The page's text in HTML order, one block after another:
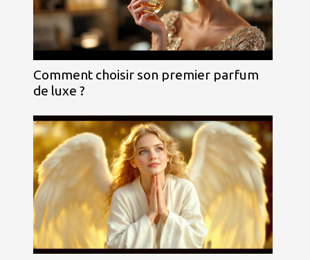
Comment choisir son premier parfum
de luxe ?